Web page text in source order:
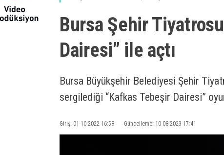
Bursa Şehir
Dairesi” ile açtı
Bursa Büyükşehir Belediyesi Şehir
sergilediği “Kafkas Tebeşir Dairesi”
Giriş: 01-10-2022 16:58 Güncelleme: 10-08-2023 17:41